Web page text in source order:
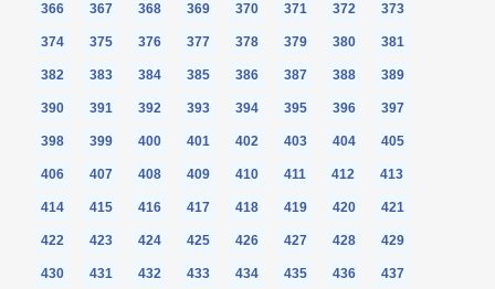
366 367 368 369 370 371 372 373
374 375 376 377 378 379 380 381
382 383 384 385 386 387 388 389
390 391 392 393 394 395 396 397
398 399 400 401 402 403 404 405
406 407 408 409 410 411 412 413
414 415 416 417 418 419 420 421
422 423 424 425 426 427 428 429
430 431 432 433 434 435 436 437